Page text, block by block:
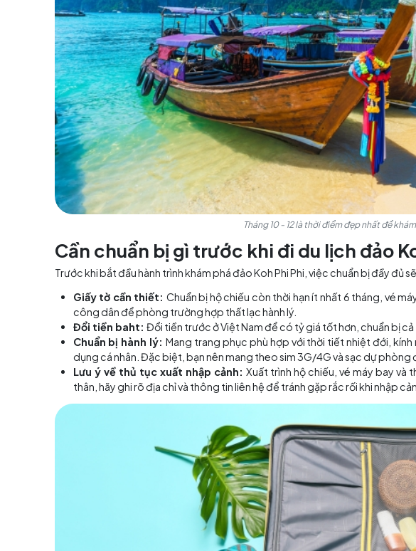
Ngược lại, từ tháng 5 đến tháng 9, đảo thường xuyên đón
này, bạn nên cân nhắc kỹ và chuẩn bị sẵn các phương án thay
Tháng 10 - 12 là thời điểm
Cần chuẩn bị gì trước khi đi du
Trước khi bắt đầu hành trình khám phá đảo Koh Phi Phi, việc